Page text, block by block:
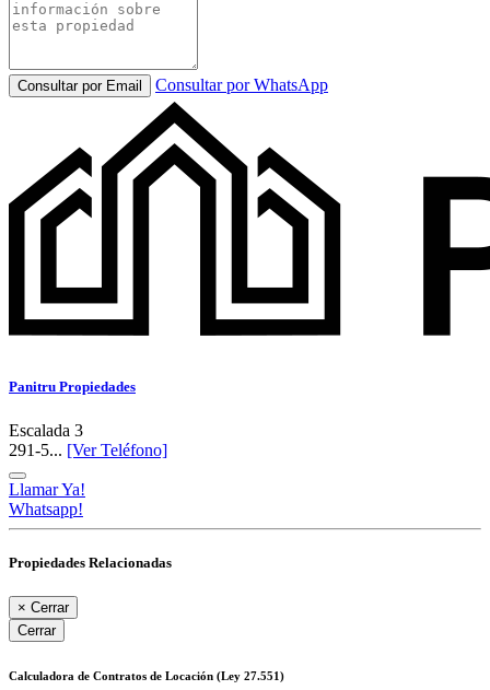
Consultar por Email Consultar por WhatsApp
Panitru Propiedades
Escalada 3
291-5... [Ver Teléfono]
Llamar Ya!
Whatsapp!
Propiedades Relacionadas
× Cerrar
Cerrar
Calculadora de Contratos de Locación (Ley 27.551)